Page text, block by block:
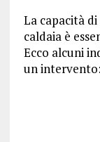
La capacità
caldaia è
Ecco alcuni
un intervento: